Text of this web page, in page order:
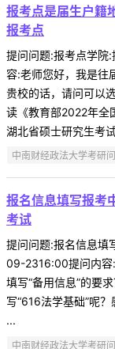
报考点是届生户籍
报考点
提问问题:报考点学
容:老师您好，我是往
贵校的话，请问可以
读《教育部2022年全
湖北省硕士研究生考
中南财经政法大学考研
报名信息填写报考
考试
提问问题:报名信息
09-2316:00提问内容
填写“备用信息”的要
写“616法学基础”呢
...
中南财经政法大学考研